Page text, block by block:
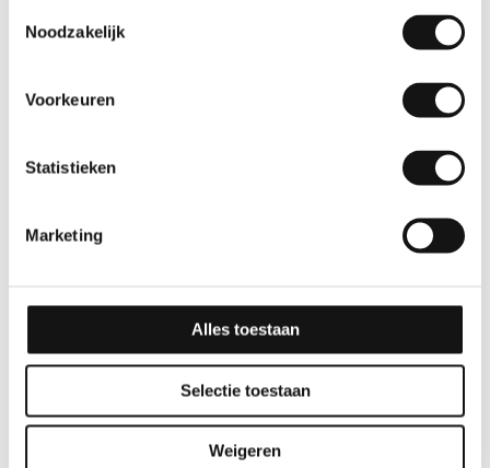
Noodzakelijk
Voorkeuren
Statistieken
Marketing
Alles toestaan
Selectie toestaan
Weigeren
GSW Contour rakel –
OLFA afbreekmessen